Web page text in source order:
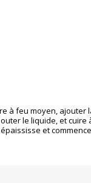
à feu moyen, ajouter
le liquide, et
et